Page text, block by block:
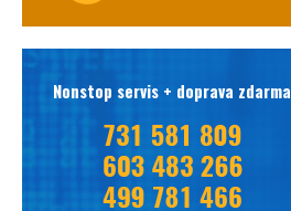
Nonstop servis + doprava zdarma